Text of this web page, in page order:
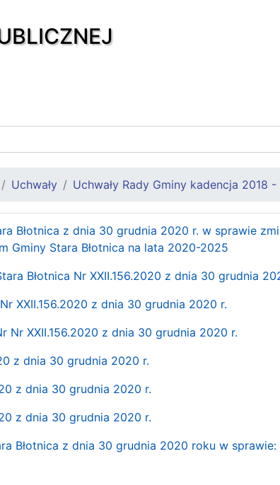
Uchwały Uchwały Rady Gminy kadencja 2018
Błotnica z dnia 30 grudnia 2020 r. w sprawie
Gminy Stara Błotnica na lata 2020-2025
Błotnica Nr XXII.156.2020 z dnia 30 grudnia
XXII.156.2020 z dnia 30 grudnia 2020 r.
Nr XXII.156.2020 z dnia 30 grudnia 2020 r.
z dnia 30 grudnia 2020 r.
z dnia 30 grudnia 2020 r.
z dnia 30 grudnia 2020 r.
Błotnica z dnia 30 grudnia 2020 roku w